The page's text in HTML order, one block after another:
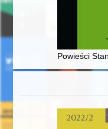
Powieści